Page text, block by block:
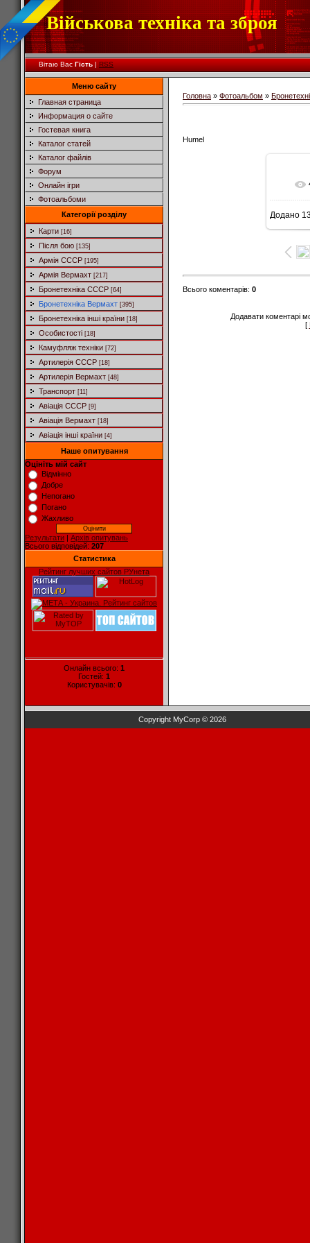
Військова техніка та зброя
Вітаю Вас Гість|RSS
Меню сайту
Главная страница
Информация о сайте
Гостевая книга
Каталог статей
Каталог файлів
Форум
Онлайн ігри
Фотоальбоми
Категорії розділу
Карти [16]
Після бою [135]
Армія СССР [195]
Армія Вермахт [217]
Бронетехніка СССР [64]
Бронетехніка Вермахт [395]
Бронетехніка інші країни [18]
Особистості [18]
Камуфляж техніки [72]
Артилерія СССР [18]
Артилерія Вермахт [48]
Транспорт [11]
Авіація СССР [9]
Авіація Вермахт [18]
Авіація інші країни [4]
Наше опитування
Оцініть мій сайт
Відмінно
Добре
Непогано
Погано
Жахливо
Результати | Архів опитувань
Всього відповідей: 207
Статистика
Рейтинг лучших сайтов РУнета
Онлайн всього: 1
Гостей: 1
Користувачів: 0
Головна » Фотоальбом »
Humel
Додано
Всього коментарів: 0
Додавати коментарі
[
Copyright MyCorp © 2026